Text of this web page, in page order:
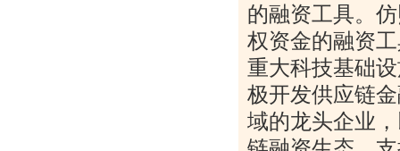
的融资工具。
权资金的融资
重大科技基础
极开发供应链
域的龙头企业